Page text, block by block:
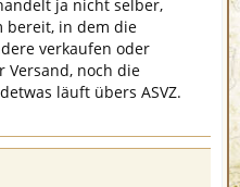
ja nicht selber,
bereit, in dem die
verkaufen oder
Versand, noch die
läuft übers ASVZ.